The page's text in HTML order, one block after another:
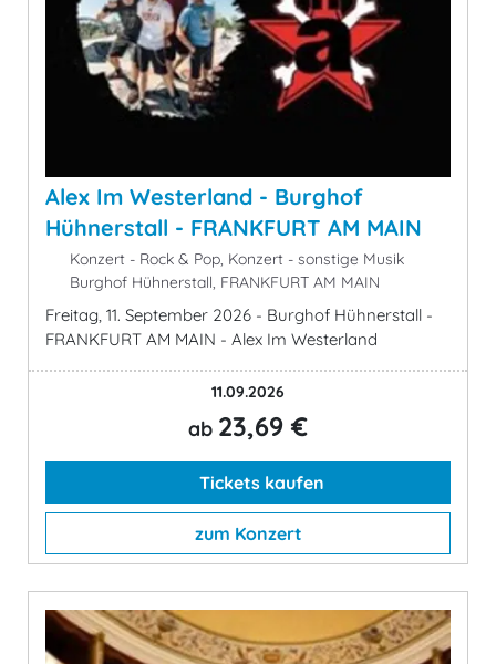
Alex Im Westerland - Burghof
Hühnerstall - FRANKFURT AM MAIN
Konzert - Rock & Pop, Konzert - sonstige Musik
Burghof Hühnerstall, FRANKFURT AM MAIN
Freitag, 11. September 2026 - Burghof Hühnerstall -
FRANKFURT AM MAIN - Alex Im Westerland
11.09.2026
ab 23,69 €
Tickets kaufen
zum Konzert